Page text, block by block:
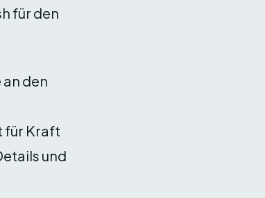
für den
den
für Kraft
und